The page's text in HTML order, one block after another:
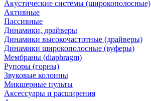
Акустические системы (широкополосные)
Активные
Пассивные
Динамики, драйверы
Динамики высокочастотные (драйверы)
Динамики широкополосные (вуферы)
Мембраны (diaphragm)
Рупоры (горны)
Звуковые колонны
Микшерные пульты
Аксессуары и расширения